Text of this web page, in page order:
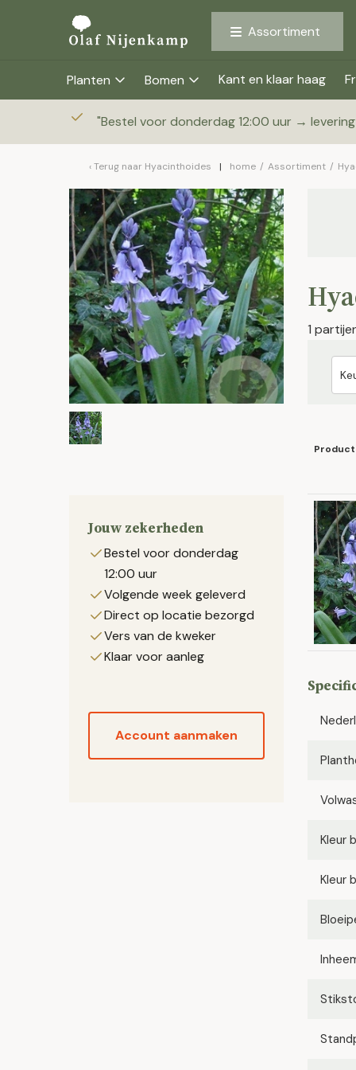
Assortiment
Planten Bomen Kant en klaar haag
"Bestel voor donderdag 12:00 uur →
Terug naar Hyacinthoides home / Assortiment /
Jouw zekerheden
Bestel voor donderdag
12:00 uur
Volgende week geleverd
Direct op locatie bezorgd
Vers van de kweker
Klaar voor aanleg
Account aanmaken
1
Product
Kleur
Kleur